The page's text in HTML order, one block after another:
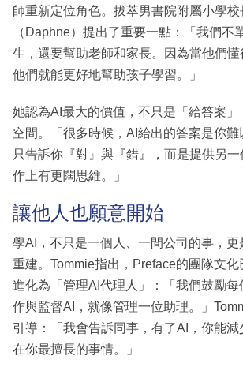
師重新定位角色。拔萃男書院附屬小學
（Daphne）提出了重要一點：「我們不
生，還要幫助老師和家長。因為當他們懂
他們就能更好地幫助孩子學習。」
她認為AI最大的價值，不只是「給答案」
空間。「很多時候，AI給出的答案是你
只告訴你『對』與『錯』，而是提供另
作上有更闊思維。」
讓他人也願意開始
學AI，不只是一個人、一間公司的事，
重建。Tommie指出，Preface的團隊文化
進化為「管理AI代理人」：「我們鼓勵
作與監督AI，就像管理一位助理。」
引導：「我會告訴同事，有了AI，你能
在你最擅長的事情。」